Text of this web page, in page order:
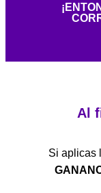
Al
Si aplicas